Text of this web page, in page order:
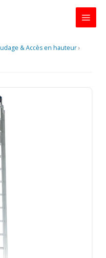
& Accès en hauteur›